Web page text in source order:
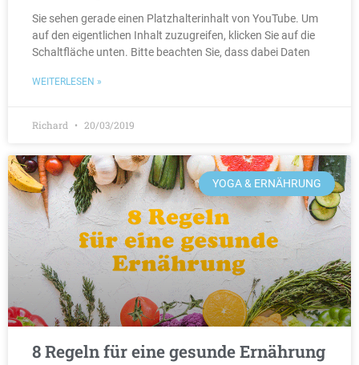
Sie sehen gerade einen Platzhalterinhalt von YouTube. Um
auf den eigentlichen Inhalt zuzugreifen, klicken Sie auf die
Schaltfläche unten. Bitte beachten Sie, dass dabei Daten
WEITERLESEN »
Richard 20/03/2019
YOGA & ERNÄHRUNG
8 Regeln für eine gesunde Ernährung